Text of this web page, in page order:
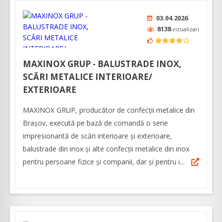
03.04.2026
8138vizualizari
MAXINOX GRUP - BALUSTRADE INOX,
SCĂRI METALICE INTERIOARE/
EXTERIOARE
MAXINOX GRUP, producător de confecții metalice din
Brașov, execută pe bază de comandă o serie
impresionantă de scări interioare și exterioare,
balustrade din inox și alte confecții metalice din inox
pentru persoane fizice și companii, dar și pentru i...